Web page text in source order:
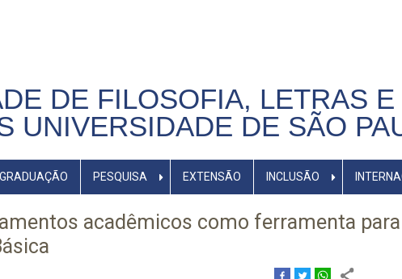
DE FILOSOFIA, LETRAS
UNIVERSIDADE DE SÃO
PESQUISA EXTENSÃO INCLUSÃO
acadêmicos como ferramenta